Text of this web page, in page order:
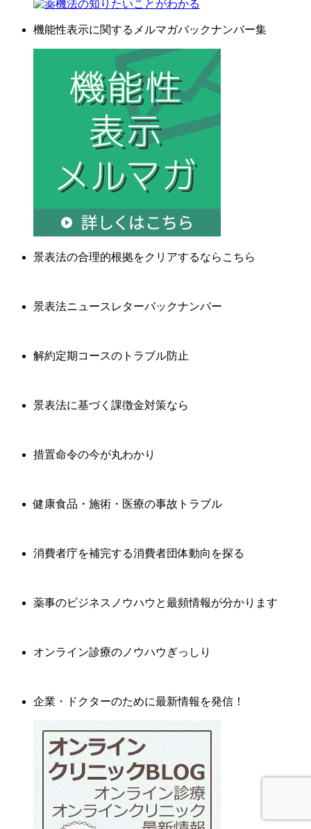
機能性表示に関するメルマガバックナンバー集
景表法の合理的根拠をクリアするならこちら
景表法ニュースレターバックナンバー
解約定期コースのトラブル防止
景表法に基づく課徴金対策なら
措置命令の今が丸わかり
健康食品・施術・医療の事故トラブル
消費者庁を補完する消費者団体動向を探る
薬事のビジネスノウハウと最頻情報が分かります
オンライン診療のノウハウぎっしり
企業・ドクターのために最新情報を発信！